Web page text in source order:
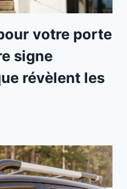
votre porte
signe
révèlent les